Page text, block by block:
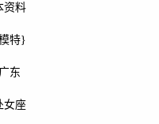
资料
特}
东
女座